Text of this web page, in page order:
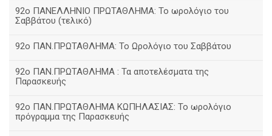
92ο ΠΑΝΕΛΛΗΝΙΟ ΠΡΩΤΑΘΛΗΜΑ: Το ωρολόγιο του
Σαββάτου (τελικό)
92ο ΠΑΝ.ΠΡΩΤΑΘΛΗΜΑ: Το Ωρολόγιο του Σαββάτου
92ο ΠΑΝ.ΠΡΩΤΑΘΛΗΜΑ : Τα αποτελέσματα της
Παρασκευής
92o ΠΑΝ.ΠΡΩΤΑΘΛΗΜΑ ΚΩΠΗΛΑΣΙΑΣ: Το ωρολόγιο
πρόγραμμα της Παρασκευής